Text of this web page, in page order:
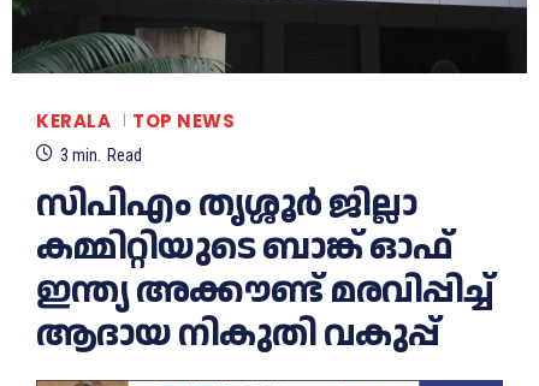
KERALA TOP NEWS
3 min. Read
സിപിഎം തൃശ്ശൂര്‍ ജില്ലാ
കമ്മിറ്റിയുടെ ബാങ്ക് ഓഫ്
ഇന്ത്യ അക്കൗണ്ട് മരവിപ്പിച്ച്
ആദായ നികുതി വകുപ്പ്